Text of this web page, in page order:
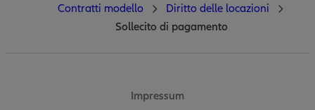
Impressum
Contratti modello
Diritto delle locazioni
Sollecito di pagamento